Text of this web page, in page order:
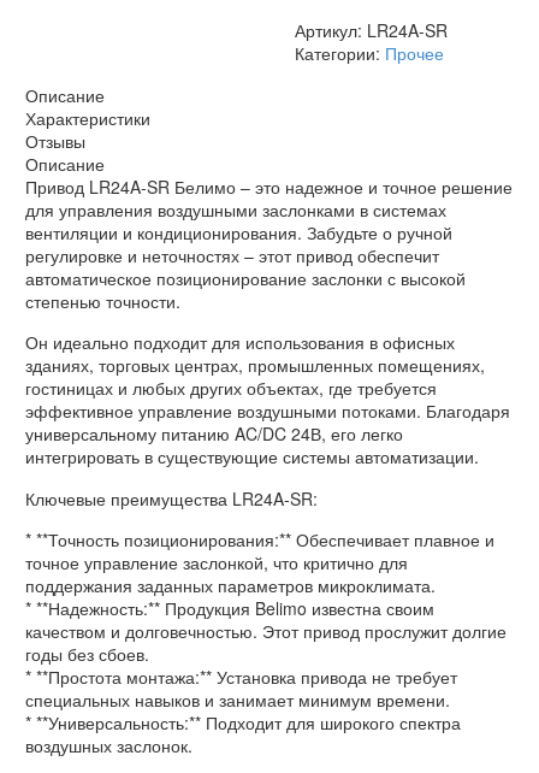
Артикул: LR24A-SR
Категории: Прочее
Описание
Характеристики
Отзывы
Описание
Привод LR24A-SR Белимо – это надежное и точное решение
для управления воздушными заслонками в системах
вентиляции и кондиционирования. Забудьте о ручной
регулировке и неточностях – этот привод обеспечит
автоматическое позиционирование заслонки с высокой
степенью точности.
Он идеально подходит для использования в офисных
зданиях, торговых центрах, промышленных помещениях,
гостиницах и любых других объектах, где требуется
эффективное управление воздушными потоками. Благодаря
универсальному питанию AC/DC 24В, его легко
интегрировать в существующие системы автоматизации.
Ключевые преимущества LR24A-SR:
* **Точность позиционирования:** Обеспечивает плавное и
точное управление заслонкой, что критично для
поддержания заданных параметров микроклимата.
* **Надежность:** Продукция Belimo известна своим
качеством и долговечностью. Этот привод прослужит долгие
годы без сбоев.
* **Простота монтажа:** Установка привода не требует
специальных навыков и занимает минимум времени.
* **Универсальность:** Подходит для широкого спектра
воздушных заслонок.